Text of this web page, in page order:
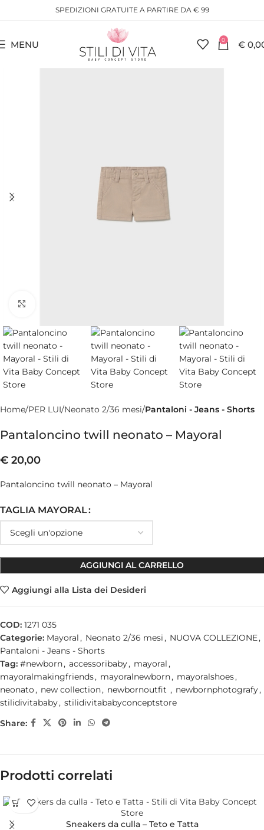
SPEDIZIONI GRATUITE A PARTIRE DA € 99
MENU 0 €
Home PER LUI Neonato 2/36 mesi Pantaloni - Jeans - Shorts
Pantaloncino twill neonato – Mayoral
€ 20,00
Pantaloncino twill neonato – Mayoral
TAGLIA MAYORAL
AGGIUNGI AL CARRELLO
Aggiungi alla Lista dei Desideri
COD: 1271 035
Categorie: Mayoral, Neonato 2/36 mesi, NUOVA COLLEZIONE,
Pantaloni - Jeans - Shorts
Tag: #newborn, accessoribaby, mayoral,
mayoralmakingfriends, mayoralnewborn, mayoralshoes,
neonato, new collection, newbornoutfit , newbornphotografy,
stilidivitababy, stilidivitababyconceptstore
Share:
Prodotti correlati
Sneakers da culla – Teto e Tatta